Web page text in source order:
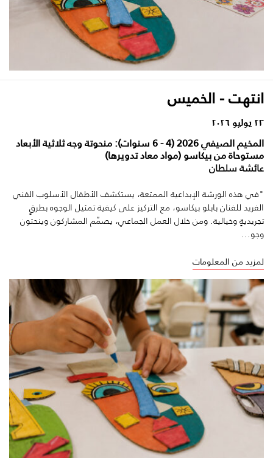
انتهت - الخميس
٢٣ يوليو ٢٠٢٦
المخيم الصيفي 2026 (4 - 6 سنوات): منحوتة وجه ثلاثية الأبعاد
مستوحاة من بيكاسو (مواد معاد تدويرها)
عائشة سلطان
"في هذه الورشة الإبداعية الممتعة، يستكشف الأطفال الأسلوب الفني
الفريد للفنان بابلو بيكاسو، مع التركيز على كيفية تمثيل الوجوه بطرقٍ
تجريديةٍ وخيالية. ومن خلال العمل الجماعي، يصمّم المشاركون وينحتون
وجو...
لمزيد من المعلومات